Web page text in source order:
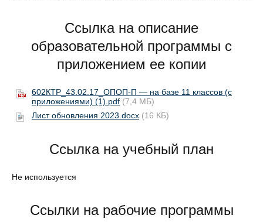
Ссылка на описание
образовательной программы с
приложением ее копии
602КТР_43.02.17_ОПОП-П — на базе 11 классов (с
приложениями) (1).pdf (7,4 МБ)
Лист обновления 2023.docx (16 КБ)
Ссылка на учебный план
Не используется
Ссылки на рабочие программы